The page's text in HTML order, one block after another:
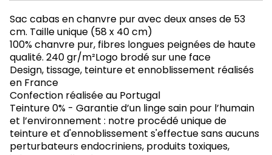
Sac cabas en chanvre pur avec deux anses de 53
cm. Taille unique (58 x 40 cm)
100% chanvre pur, fibres longues peignées de haute
qualité. 240 gr/m²Logo brodé sur une face
Design, tissage, teinture et ennoblissement réalisés
en France
Confection réalisée au Portugal
Teinture 0% - Garantie d’un linge sain pour l’humain
et l’environnement : notre procédé unique de
teinture et d'ennoblissement s'effectue sans aucuns
perturbateurs endocriniens, produits toxiques,